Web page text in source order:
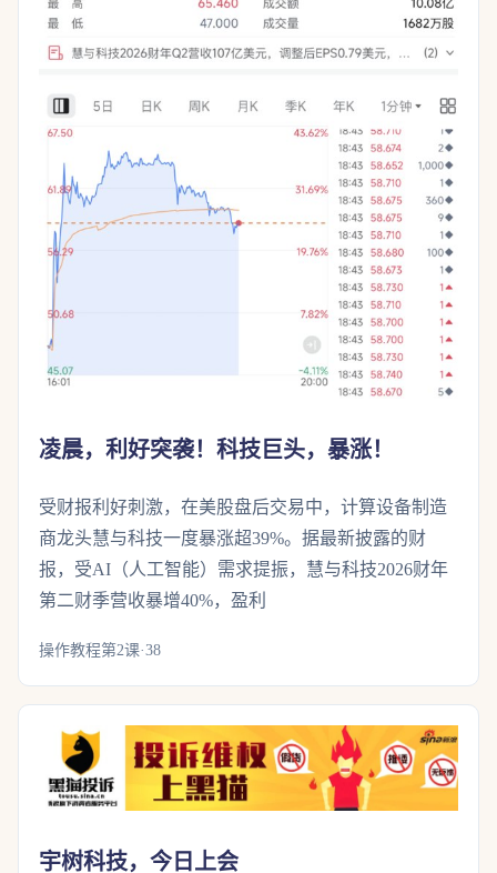
凌晨，利好突袭！科技巨头，暴涨！
受财报利好刺激，在美股盘后交易中，计算设备制造
商龙头慧与科技一度暴涨超39%。据最新披露的财
报，受AI（人工智能）需求提振，慧与科技2026财年
第二财季营收暴增40%，盈利
操作教程第2课·38
宇树科技，今日上会